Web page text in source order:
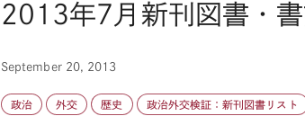
2013年7月新刊図書・書
September 20, 2013
政治 外交 歴史 政治外交検証：新刊図書リスト